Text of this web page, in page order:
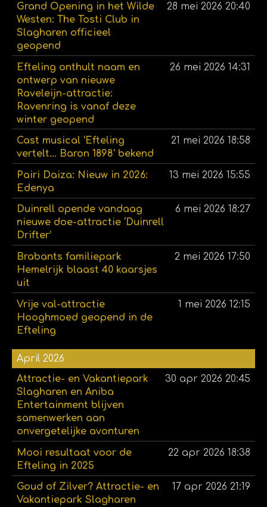
Grand Opening in het Wilde
Westen: The Tosti Club in
Slagharen officieel
geopend
28 mei 2026 20:40
Efteling onthult naam en
ontwerp van nieuwe
Raveleijn-attractie:
Ravenring is vanaf deze
winter geopend
26 mei 2026 14:31
Cast musical 'Efteling
vertelt... Baron 1898' bekend
21 mei 2026 18:58
Pairi Daiza: Nieuw in 2026:
Edenya
13 mei 2026 15:55
Duinrell opende vandaag
nieuwe doe-attractie ‘Duinrell
Drifter’
6 mei 2026 18:27
Brabants familiepark
Hemelrijk blaast 40 kaarsjes
uit
2 mei 2026 17:50
Vrije val-attractie
Hooghmoed geopend in de
Efteling
1 mei 2026 12:15
April 2026
Attractie- en Vakantiepark
Slagharen en Aniba
Entertainment blijven
samenwerken aan
onvergetelijke avonturen
30 apr 2026 20:45
Mooi resultaat voor de
Efteling in 2025
22 apr 2026 18:38
Goud of Zilver? Attractie- en
Vakantiepark Slagharen
17 apr 2026 21:19